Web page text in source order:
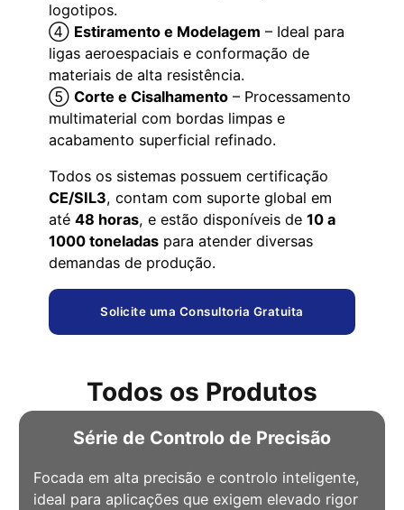
logotipos.
④ Estiramento e Modelagem – Ideal para
ligas aeroespaciais e conformação de
materiais de alta resistência.
⑤Corte e Cisalhamento – Processamento
multimaterial com bordas limpas e
acabamento superficial refinado.
Todos os sistemas possuem certificação
CE/SIL3, contam com suporte global em
até48 horas, e estão disponíveis de10 a
1000 toneladas para atender diversas
demandas de produção.
Solicite uma Consultoria Gratuita
Todos os Produtos
Série de Controlo de Precisão
Focada em alta precisão e controlo inteligente,
ideal para aplicações que exigem elevado rigor